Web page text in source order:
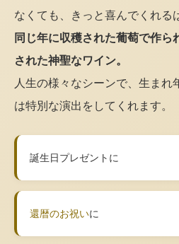
なくても、きっと喜んでくれる
同じ年に収穫された葡萄で作ら
された神聖なワイン。
人生の様々なシーンで、生まれ
は特別な演出をしてくれます。
誕生日プレゼントに
還暦のお祝いに